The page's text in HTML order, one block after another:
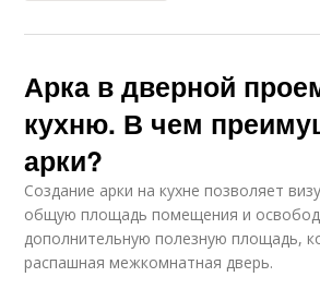
Арка в дверной
кухню. В чем
арки?
Создание арки на кухне позволяет
общую площадь помещения и
дополнительную полезную площадь,
распашная межкомнатная дверь.